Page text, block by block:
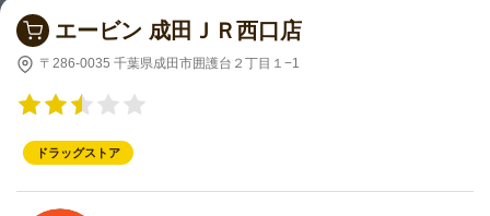
エービン 成田ＪＲ西口店
〒286-0035 千葉県成田市囲護台２丁目１−1
ドラッグストア